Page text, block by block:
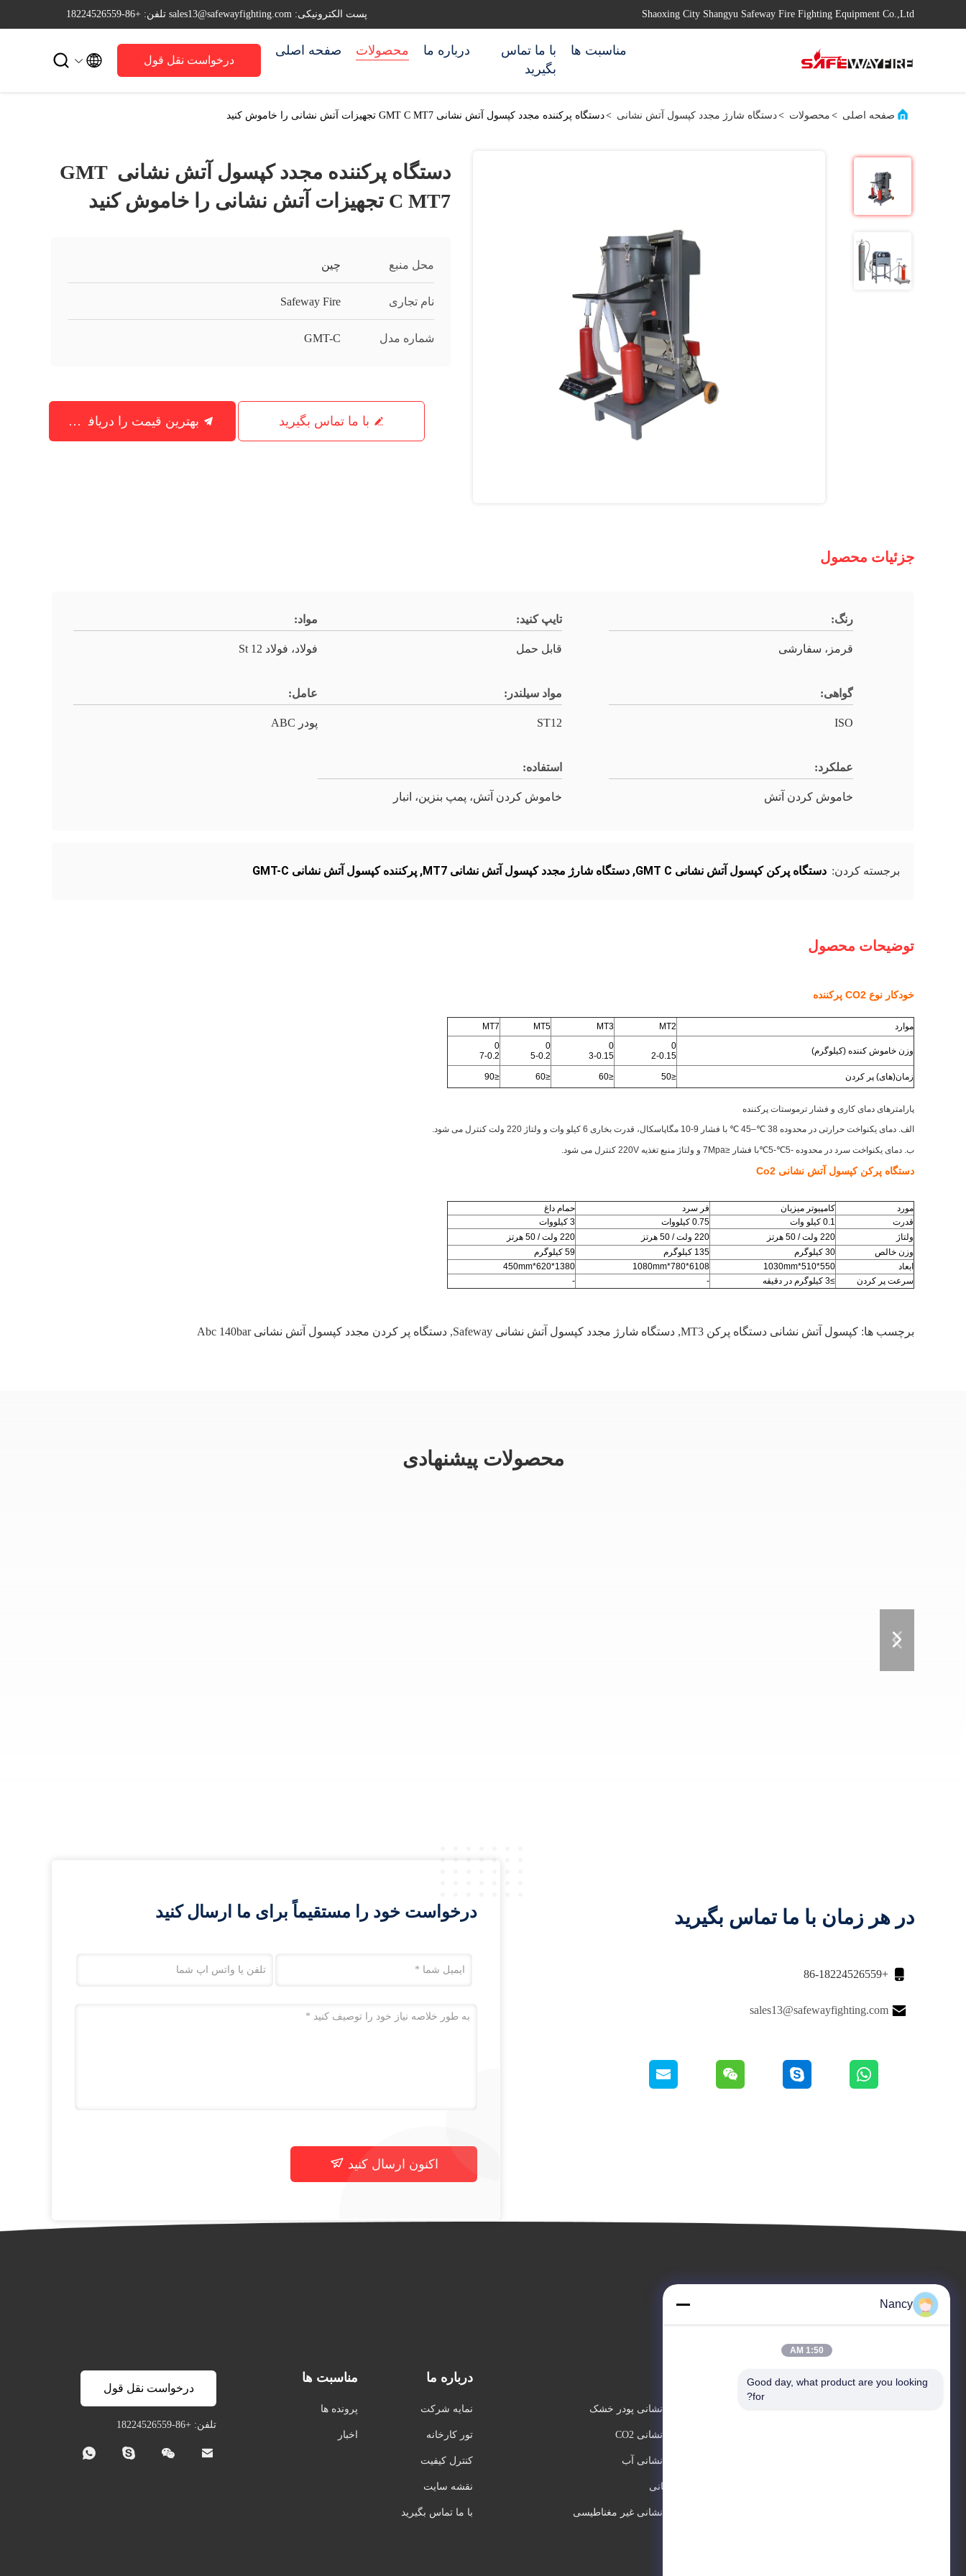
Shaoxing City Shangyu Safeway Fire Fighting Equipment Co.,Ltd پست الکترونیکی: sales13@safewayfighting.com تلفن: +86-18224526559
صفحه اصلی محصولات درباره ما
با ما تماس
بگیرید
مناسبت ها
درخواست نقل قول 

صفحه اصلی > محصولات >دستگاه شارژ مجدد کپسول آتش نشانی >دستگاه پرکننده مجدد کپسول آتش نشانی GMT ​​C MT7 تجهیزات آتش نشانی را خاموش کنید
دستگاه پرکننده مجدد کپسول آتش نشانی GMT ​​
C MT7 تجهیزات آتش نشانی را خاموش کنید
محل منبع چین
نام تجاری Safeway Fire
شماره مدل GMT-C
با ما تماس بگیرید
جزئیات محصول
رنگ:
قرمز، سفارشی
تایپ کنید:
قابل حمل
مواد:
فولاد، فولاد St 12
گواهی:
ISO
مواد سیلندر:
ST12
عامل:
پودر ABC
عملکرد:
خاموش کردن آتش
استفاده:
خاموش کردن آتش، پمپ بنزین، انبار
برجسته کردن: دستگاه پرکن کپسول آتش نشانی GMT ​​C , دستگاه شارژ مجدد کپسول آتش نشانی MT7 , پرکننده کپسول آتش نشانی GMT-C
توضیحات محصول
خودکار نوع CO2 پرکننده
موارد MT2
MT3
MT5
MT7
وزن خاموش کننده (کیلوگرم)
0
2-0.15
0
3-0.15
0
5-0.2
0
7-0.2
زمان(های) پر کردن ≤50
≤60
≤60
≤90
پارامترهای دمای کاری و فشار ترموستات پرکننده
الف. دمای یکنواخت حرارتی در محدوده 38 ℃–45 ℃ با فشار 9-10 مگاپاسکال، قدرت بخاری 6 کیلو وات و ولتاژ 220 ولت کنترل می شود.
ب. دمای یکنواخت سرد در محدوده -5℃-5℃با فشار ≤7Mpa و ولتاژ منبع تغذیه 220V کنترل می شود.
دستگاه پرکن کپسول آتش نشانی Co2
مورد کامپیوتر میزبان فر سرد
حمام داغ
قدرت
0.1 کیلو وات 0.75 کیلووات
3 کیلووات
ولتاژ
220 ولت / 50 هرتز 220 ولت / 50 هرتز
220 ولت / 50 هرتز
وزن خالص
30 کیلوگرم 135 کیلوگرم
59 کیلوگرم
ابعاد
550*510*1030mm
6108*780*1080mm
1380*620*450mm
سرعت پر کردن
≥3 کیلوگرم در دقیقه -
-
برچسب ها: کپسول آتش نشانی دستگاه پرکن MT3 , دستگاه شارژ مجدد کپسول آتش نشانی Safeway , دستگاه پر کردن مجدد کپسول آتش نشانی Abc 140bar
محصولات پیشنهادی
در هر زمان با ما تماس بگیرید

+86-18224526559

sales13@safewayfighting.com
درخواست خود را مستقیماً برای ما ارسال کنید
اکنون ارسال کنید
کپسول آتش نشانی پودر خشک
کپسول آتش نشانی CO2
کپسول آتش نشانی آب
فوم آتش نشانی
کپسول آتش نشانی غیر مغناطیسی
درباره ما
نمایه شرکت
تور کارخانه
کنترل کیفیت
نقشه سایت
با ما تماس بگیرید
مناسبت ها
پرونده ها
اخبار
درخواست نقل قول
تلفن: +86-18224526559
   
Nancy
1:50 AM
Good day, what product are you looking
for?